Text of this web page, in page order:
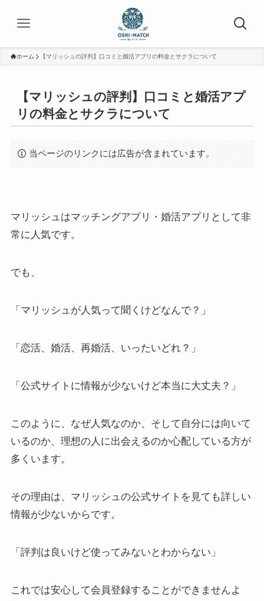
ホーム 【マリッシュの評判】口コミと婚活アプリの料金とサクラについて
【マリッシュの評判】口コミと婚活アプ
リの料金とサクラについて
当ページのリンクには広告が含まれています。
マリッシュはマッチングアプリ・婚活アプリとして非
常に人気です。
でも、
「マリッシュが人気って聞くけどなんで？」
「恋活、婚活、再婚活、いったいどれ？」
「公式サイトに情報が少ないけど本当に大丈夫？」
このように、なぜ人気なのか、そして自分には向いて
いるのか、理想の人に出会えるのか心配している方が
多くいます。
その理由は、マリッシュの公式サイトを見ても詳しい
情報が少ないからです。
「評判は良いけど使ってみないとわからない」
これでは安心して会員登録することができませんよ